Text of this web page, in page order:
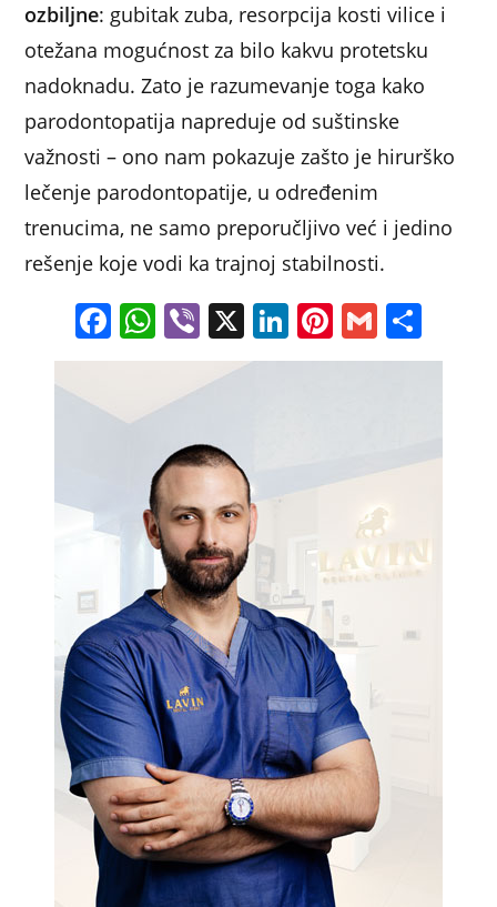
ozbiljne: gubitak zuba, resorpcija kosti vilice i
otežana mogućnost za bilo kakvu protetsku
nadoknadu. Zato je razumevanje toga kako
parodontopatija napreduje od suštinske
važnosti – ono nam pokazuje zašto je hirurško
lečenje parodontopatije, u određenim
trenucima, ne samo preporučljivo već i jedino
rešenje koje vodi ka trajnoj stabilnosti.
F
a
e
o
W
h
at
A
p
p
Vi
b
er
X Li
n
n
Pi
nt
G
m h